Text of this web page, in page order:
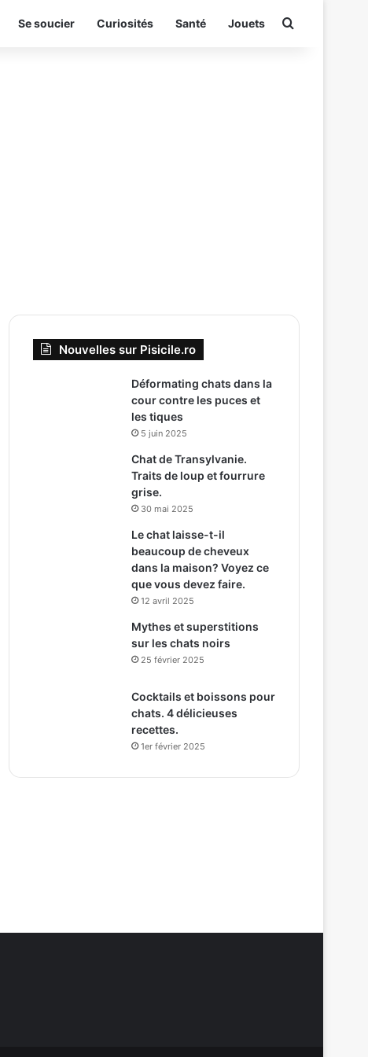
Se soucier Curiosités Santé Jouets Rechercher
Nouvelles sur Pisicile.ro
Déformating chats dans la
cour contre les puces et
les tiques
5 juin 2025
Chat de Transylvanie.
Traits de loup et fourrure
grise.
30 mai 2025
Le chat laisse-t-il
beaucoup de cheveux
dans la maison? Voyez ce
que vous devez faire.
12 avril 2025
Mythes et superstitions
sur les chats noirs
25 février 2025
Cocktails et boissons pour
chats. 4 délicieuses
recettes.
1er février 2025